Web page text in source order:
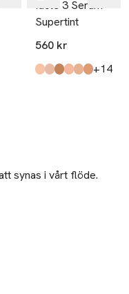
i färgerna:
Idôle 3 Serum
Supertint
560 kr
Produkten finns i
20n,
14n,
34w,
12n,
22c,
26w, +14till
synas i vårt flöde.